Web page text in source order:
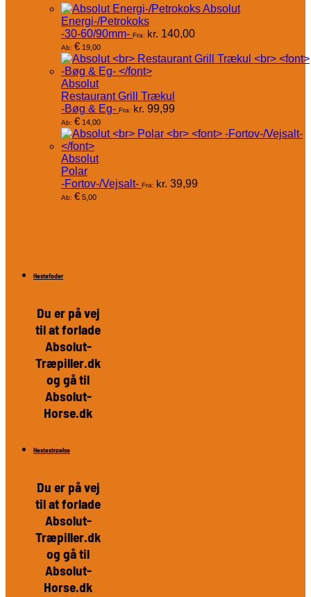
Absolut
Energi-/Petrokoks
-30-60/90mm- Fra: kr. 140,00
Ab: € 19,00
Absolut
Restaurant Grill Trækul
-Bøg & Eg- Fra: kr. 99,99
Ab: € 14,00
Absolut
Polar
-Fortov-/Vejsalt- Fra: kr. 39,99
Ab: € 5,00
Hestefoder
Du er på vej
til at forlade
Absolut-
Træpiller.dk
og gå til
Absolut-
Horse.dk
Hestestrøelse
Du er på vej
til at forlade
Absolut-
Træpiller.dk
og gå til
Absolut-
Horse.dk